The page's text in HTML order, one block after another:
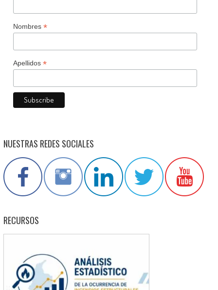
Nombres *
Apellidos *
NUESTRAS REDES SOCIALES
RECURSOS